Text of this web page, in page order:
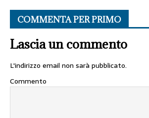
COMMENTA PER PRIMO
Lascia un commento
L'indirizzo email non sarà pubblicato.
Commento